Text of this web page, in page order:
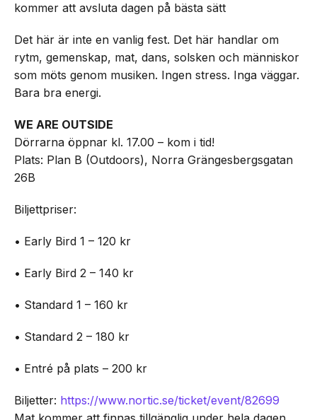
kommer att avsluta dagen på bästa sätt
Det här är inte en vanlig fest. Det här handlar om
rytm, gemenskap, mat, dans, solsken och människor
som möts genom musiken. Ingen stress. Inga väggar.
Bara bra energi.
WE ARE OUTSIDE
Dörrarna öppnar kl. 17.00 – kom i tid!
Plats: Plan B (Outdoors), Norra Grängesbergsgatan
26B
Biljettpriser:
• Early Bird 1 – 120 kr
• Early Bird 2 – 140 kr
• Standard 1 – 160 kr
• Standard 2 – 180 kr
• Entré på plats – 200 kr
Biljetter: https://www.nortic.se/ticket/event/82699